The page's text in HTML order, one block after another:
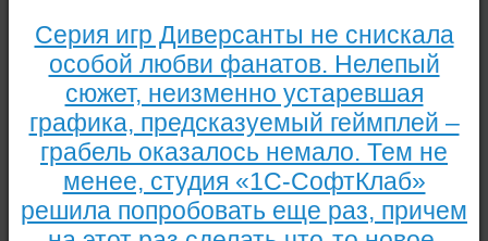
Серия игр Диверсанты не снискала
особой любви фанатов. Нелепый
сюжет, неизменно устаревшая
графика, предсказуемый геймплей –
грабель оказалось немало. Тем не
менее, студия «1С-СофтКлаб»
решила попробовать еще раз, причем